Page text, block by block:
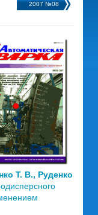
2007 №08
Т. В., Руденко